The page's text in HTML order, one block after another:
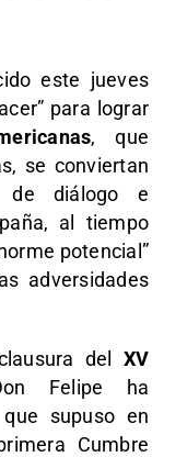
este jueves
para lograr
, que
se conviertan
de diálogo e
al tiempo
potencial”
adversidades
del XV
Felipe ha
supuso en
Cumbre